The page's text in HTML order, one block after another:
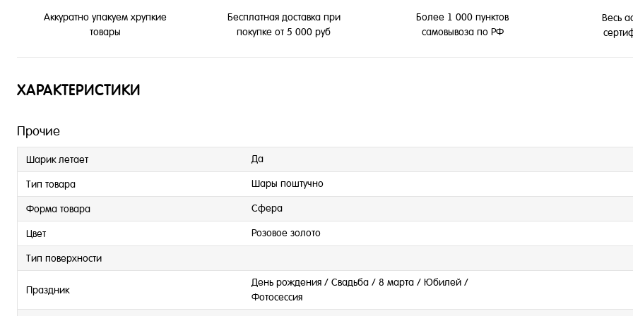
Аккуратно упакуем хрупкие
товары
Бесплатная доставка при
покупке от 5 000 руб
Более 1 000 пунктов
самовывоза по РФ
Весь
ХАРАКТЕРИСТИКИ
Прочие
Шарик летает Да
Тип товара Шары поштучно
Форма товара Сфера
Цвет Розовое золото
Тип поверхности
Праздник
День рождения / Свадьба / 8 марта / Юбилей /
Фотосессия